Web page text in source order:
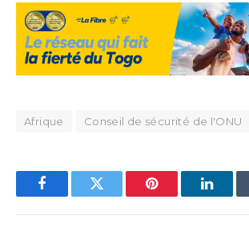
Afrique Conseil de sécurité de l'ONU
FacebookTwitter Pinterest